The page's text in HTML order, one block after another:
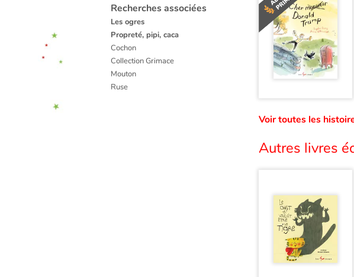
Recherches associées
Les ogres
Propreté, pipi, caca
Cochon
Collection Grimace
Mouton
Ruse
Voir toutes les
Autres livres